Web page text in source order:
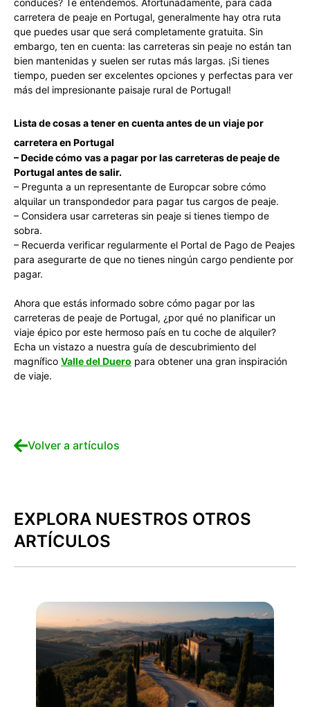
conduces? Te entendemos. Afortunadamente, para cada
carretera de peaje en Portugal, generalmente hay otra ruta
que puedes usar que será completamente gratuita. Sin
embargo, ten en cuenta: las carreteras sin peaje no están tan
bien mantenidas y suelen ser rutas más largas. ¡Si tienes
tiempo, pueden ser excelentes opciones y perfectas para ver
más del impresionante paisaje rural de Portugal!
Lista de cosas a tener en cuenta antes de un viaje por
carretera en Portugal
– Decide cómo vas a pagar por las carreteras de peaje de
Portugal antes de salir.
– Pregunta a un representante de Europcar sobre cómo
alquilar un transpondedor para pagar tus cargos de peaje.
– Considera usar carreteras sin peaje si tienes tiempo de
sobra.
– Recuerda verificar regularmente el Portal de Pago de Peajes
para asegurarte de que no tienes ningún cargo pendiente por
pagar.
Ahora que estás informado sobre cómo pagar por las
carreteras de peaje de Portugal, ¿por qué no planificar un
viaje épico por este hermoso país en tu coche de alquiler?
Echa un vistazo a nuestra guía de descubrimiento del
magnífico Valle del Duero para obtener una gran inspiración
de viaje.
Volver a artículos
EXPLORA NUESTROS OTROS
ARTÍCULOS